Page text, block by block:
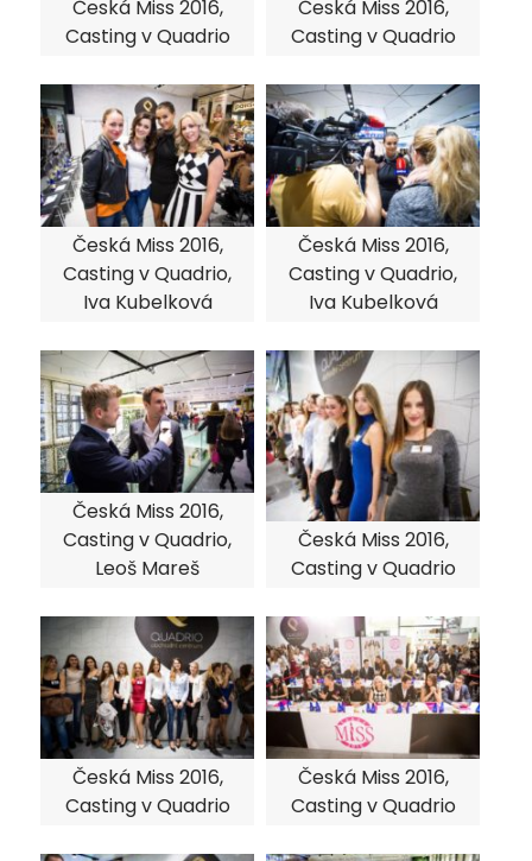
Česká Miss 2016,
Casting v Quadrio
Česká Miss 2016,
Casting v Quadrio
Česká Miss 2016,
Casting v Quadrio,
Iva Kubelková
Česká Miss 2016,
Casting v Quadrio,
Iva Kubelková
Česká Miss 2016,
Casting v Quadrio,
Leoš Mareš
Česká Miss 2016,
Casting v Quadrio
Česká Miss 2016,
Casting v Quadrio
Česká Miss 2016,
Casting v Quadrio